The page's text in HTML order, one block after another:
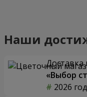
Наши
Доставка
«Выбор
2026 год